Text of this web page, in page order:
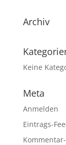
Archiv
Keine
Meta
Anmelden
Eintrags-